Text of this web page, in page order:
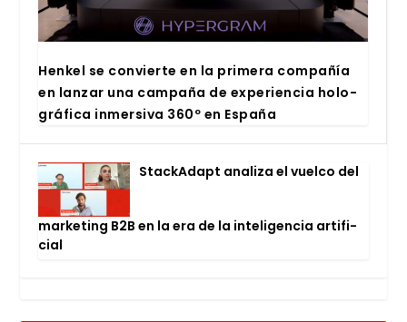
Hen­kel se con­vier­te en la pri­me­ra com­pa­ñía
en lan­zar una cam­pa­ña de expe­rien­cia holo­
grá­fi­ca inmer­si­va 360º en Espa­ña
Stac­kA­dapt ana­li­za el vuel­co del
mar­ke­ting B2B en la era de la inte­li­gen­cia arti­fi­
cial